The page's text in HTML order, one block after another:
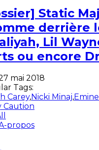
Static
derrière
Lil
ou encore
mai 2018
Tags:
Carey,Nicki Minaj,
Caution
propos